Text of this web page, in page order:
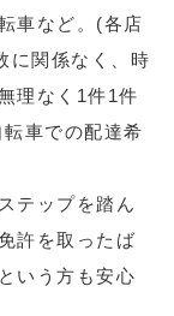
車など。(各店
に関係なく、時
理なく1件1件
車での配達希
テップを踏ん
許を取ったば
いう方も安心